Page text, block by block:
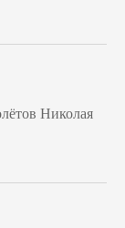
Николая